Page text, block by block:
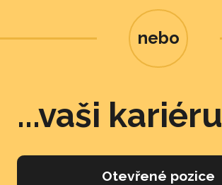
nebo
...vaši kariéru
Otevřené pozice